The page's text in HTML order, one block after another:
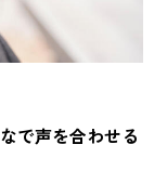
で声を合わせる